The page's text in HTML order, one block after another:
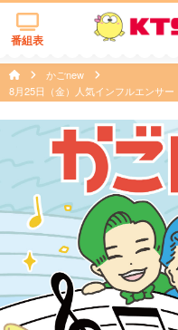
番組表
かごnew
8月25日（金）人気インフルエンサ